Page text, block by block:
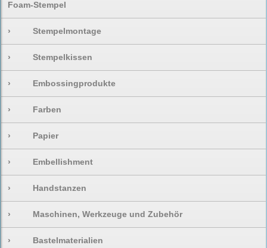
Foam-Stempel
› Stempelmontage
› Stempelkissen
› Embossingprodukte
› Farben
› Papier
› Embellishment
› Handstanzen
› Maschinen, Werkzeuge und Zubehör
› Bastelmaterialien